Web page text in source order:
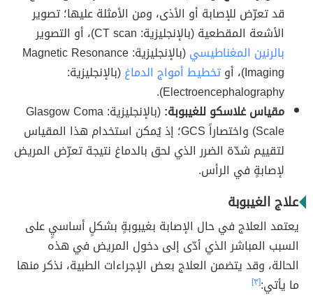
قد تعرّض للإصابة أو الأذى، ومن الأمثلة عليها؛ تصوير
الأشعة المقطعية (بالإنجليزية: CT scan)، أو التصوير
بالرنين المغناطيسي
(بالإنجليزية: Magnetic Resonance
Imaging)، أو
تخطيط أمواج الدماغ(بالإنجليزية:
Electroencephalography).
مقياس غلاسكو للغيبوبة:
(بالإنجليزية: Glasgow Coma
Scale) واختصاراً GCS؛ إذ يُمكن استخدام هذا المقياس
لتقييم شدّة الضرر الذي لحق بالدماغ نتيجة تعرّض المريض
لإصابةٍ في الرأس.
علاج الغيبوبة
يعتمد العلاج في حال الإصابة بغيبوبةٍ بشكلٍ أساسيٍ على
السبب المباشر الذي أدّى إلى دخول المريض في هذه
الحالة، وقد يتضمن العلاج بعض الإجراءات الطبية، نذكر منها
ما يأتي:[٣]